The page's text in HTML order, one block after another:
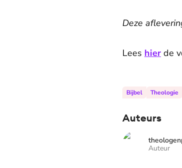
Deze
Lees hier de
Bijbel Theologie
Auteurs
Auteur